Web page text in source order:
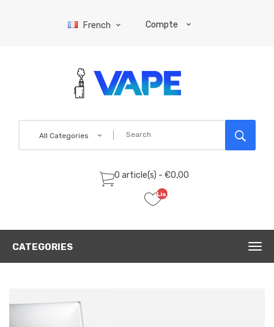
French Compte
All Categories
0 article(s) - €0,00
Liste
(0)
CATEGORIES